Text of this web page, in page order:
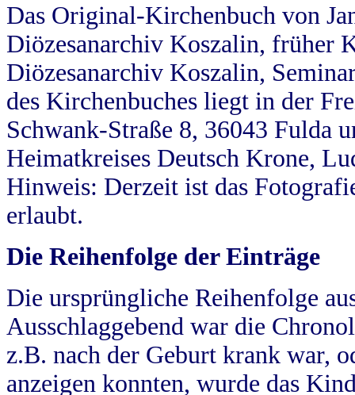
Das Original-Kirchenbuch von
Diözesanarchiv Koszalin, früher
Diözesanarchiv Koszalin,
des Kirchenbuches liegt in der
Schwank-Straße 8, 36043 Fulda
Heimatkreises Deutsch Krone,
Hinweis: Derzeit ist das
erlaubt.
Die Reihenfolge der Einträge
Die ursprüngliche Reihenfolge
Ausschlaggebend war die
z.B. nach der Geburt krank war,
anzeigen konnten, wurde das